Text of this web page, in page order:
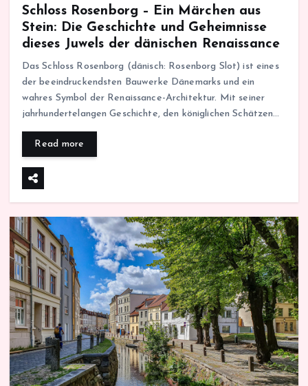
Schloss Rosenborg – Ein Märchen aus
Stein: Die Geschichte und Geheimnisse
dieses Juwels der dänischen Renaissance
Das Schloss Rosenborg (dänisch: Rosenborg Slot) ist eines
der beeindruckendsten Bauwerke Dänemarks und ein
wahres Symbol der Renaissance-Architektur. Mit seiner
jahrhundertelangen Geschichte, den königlichen Schätzen…
Read more